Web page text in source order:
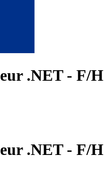
.NET - F/H
.NET - F/H